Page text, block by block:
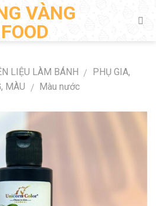
LIỆU LÀM BÁNH / PHỤ GIA,
MÀU / Màu nước